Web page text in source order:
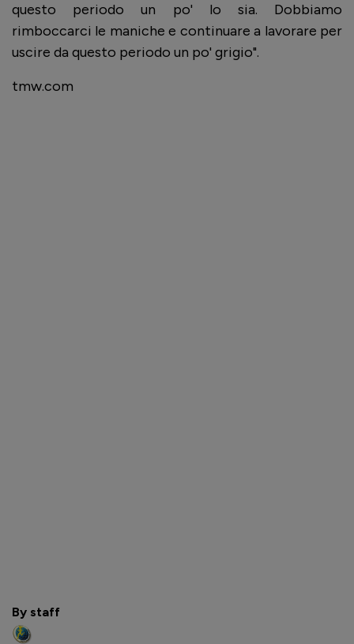
questo periodo un po' lo sia. Dobbiamo
rimboccarci le maniche e continuare a lavorare per
uscire da questo periodo un po' grigio".
tmw.com
By staff